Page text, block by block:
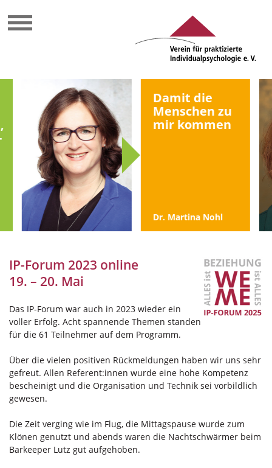
Damit die
Menschen zu
mir kommen
Dr. Martina Nohl
IP-Forum 2023 online
19. – 20. Mai
Das IP-Forum war auch in 2023 wieder ein
voller Erfolg. Acht spannende Themen standen
für die 61 Teilnehmer auf dem Programm.
Über die vielen positiven Rückmeldungen haben wir uns sehr
gefreut. Allen Referent:innen wurde eine hohe Kompetenz
bescheinigt und die Organisation und Technik sei vorbildlich
gewesen.
Die Zeit verging wie im Flug, die Mittagspause wurde zum
Klönen genutzt und abends waren die Nachtschwärmer beim
Barkeeper Lutz gut aufgehoben.